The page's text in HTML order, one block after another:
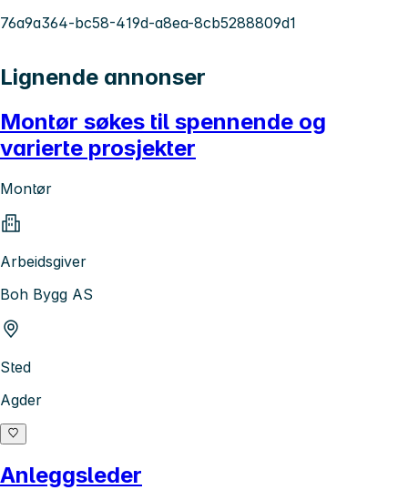
76a9a364-bc58-419d-a8ea-8cb5288809d1
Lignende annonser
Montør søkes til spennende og
varierte prosjekter
Montør
Arbeidsgiver
Boh Bygg AS
Sted
Agder
Anleggsleder